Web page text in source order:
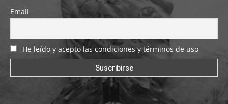
Email
He leído y acepto las condiciones y términos de uso